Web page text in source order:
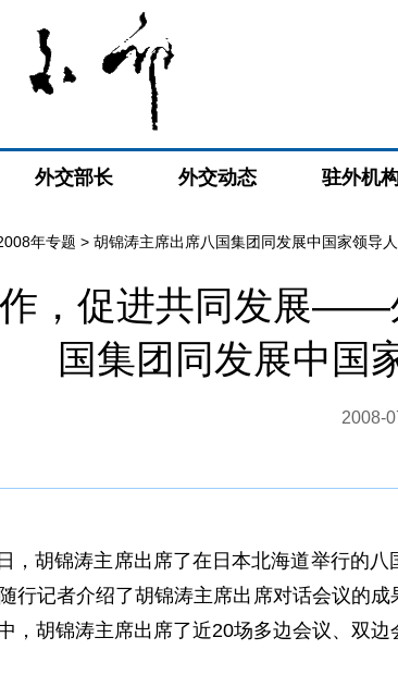
外交部长 外交动态 驻外机
年专题 > 胡锦涛主席出席八国集团同发展中国家领导
，促进共同发展——
国集团同发展中国
2008-
胡锦涛主席出席了在日本北海道举行的八
行记者介绍了胡锦涛主席出席对话会议的
，胡锦涛主席出席了近20场多边会议、双边